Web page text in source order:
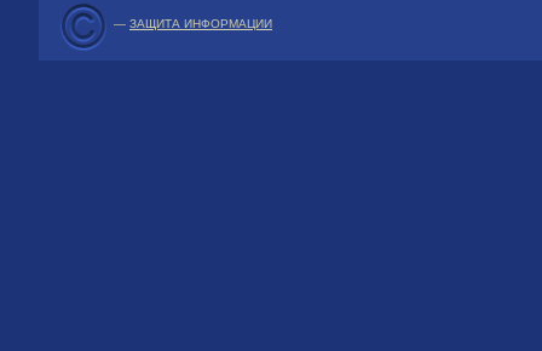
— ЗАЩИТА ИНФОРМАЦИИ